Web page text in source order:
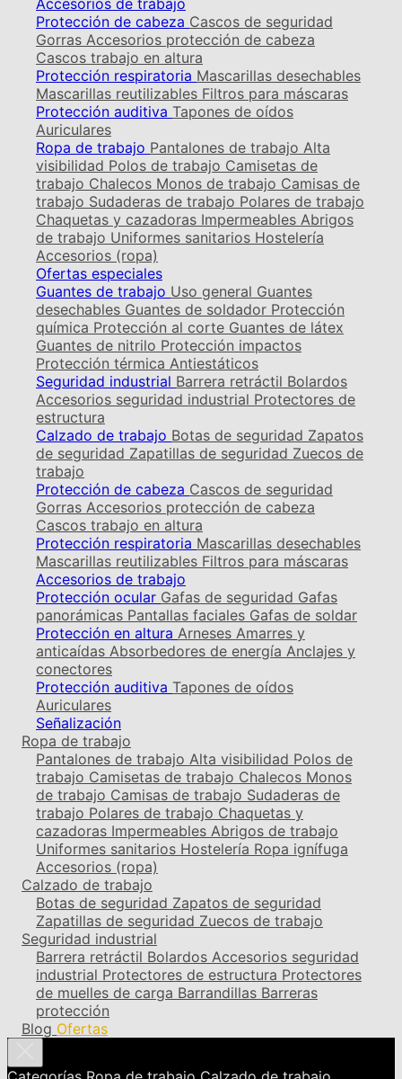
Accesorios de trabajo
Protección de cabeza Cascos de seguridad
Gorras Accesorios protección de cabeza
Cascos trabajo en altura
Protección respiratoria Mascarillas desechables
Mascarillas reutilizables Filtros para máscaras
Protección auditiva Tapones de oídos
Auriculares
Ropa de trabajo Pantalones de trabajo Alta
visibilidad Polos de trabajo Camisetas de
trabajo Chalecos Monos de trabajo Camisas de
trabajo Sudaderas de trabajo Polares de trabajo
Chaquetas y cazadoras Impermeables Abrigos
de trabajo Uniformes sanitarios Hostelería
Accesorios (ropa)
Ofertas especiales
Guantes de trabajo Uso general Guantes
desechables Guantes de soldador Protección
química Protección al corte Guantes de látex
Guantes de nitrilo Protección impactos
Protección térmica Antiestáticos
Seguridad industrial Barrera retráctil Bolardos
Accesorios seguridad industrial Protectores de
estructura
Calzado de trabajo Botas de seguridad Zapatos
de seguridad Zapatillas de seguridad Zuecos de
trabajo
Protección de cabeza Cascos de seguridad
Gorras Accesorios protección de cabeza
Cascos trabajo en altura
Protección respiratoria Mascarillas desechables
Mascarillas reutilizables Filtros para máscaras
Accesorios de trabajo
Protección ocular Gafas de seguridad Gafas
panorámicas Pantallas faciales Gafas de soldar
Protección en altura Arneses Amarres y
anticaídas Absorbedores de energía Anclajes y
conectores
Protección auditiva Tapones de oídos
Auriculares
Señalización
Ropa de trabajo
Pantalones de trabajo Alta visibilidad Polos de
trabajo Camisetas de trabajo Chalecos Monos
de trabajo Camisas de trabajo Sudaderas de
trabajo Polares de trabajo Chaquetas y
cazadoras Impermeables Abrigos de trabajo
Uniformes sanitarios Hostelería Ropa ignífuga
Accesorios (ropa)
Calzado de trabajo
Botas de seguridad Zapatos de seguridad
Zapatillas de seguridad Zuecos de trabajo
Seguridad industrial
Barrera retráctil Bolardos Accesorios seguridad
industrial Protectores de estructura Protectores
de muelles de carga Barrandillas Barreras
protección
Blog Ofertas